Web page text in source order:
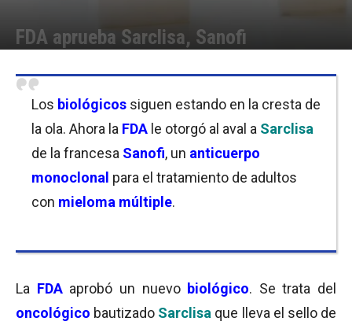
FDA aprueba Sarclisa, Sanofi
Los biológicos siguen estando en la cresta de
la ola. Ahora la FDA le otorgó al aval a Sarclisa
de la francesa Sanofi, un anticuerpo
monoclonal para el tratamiento de adultos
con mieloma múltiple.
La FDA aprobó un nuevo biológico. Se trata del
oncológico bautizado Sarclisa que lleva el sello de